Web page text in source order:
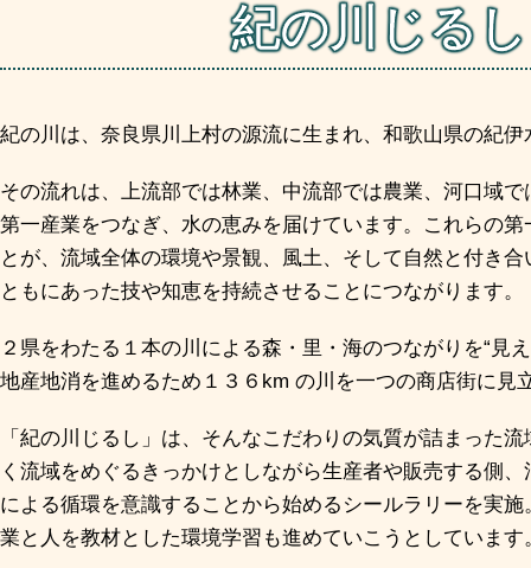
紀の川じるし
紀の川は、奈良県川上村の源流に生まれ、和歌山県の紀
その流れは、上流部では林業、中流部では農業、河口域
第一産業をつなぎ、水の恵みを届けています。これらの
とが、流域全体の環境や景観、風土、そして自然と付き
ともにあった技や知恵を持続させることにつながります。
２県をわたる１本の川による森・里・海のつながりを“見
地産地消を進めるため１３６km の川を一つの商店街に見
「紀の川じるし」は、そんなこだわりの気質が詰まった
く流域をめぐるきっかけとしながら生産者や販売する側
による循環を意識することから始めるシールラリーを実
業と人を教材とした環境学習も進めていこうとしています